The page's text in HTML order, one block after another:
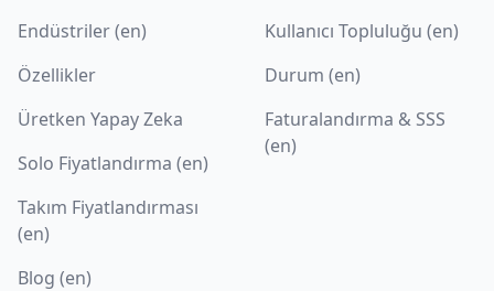
Endüstriler (en)
Özellikler
Üretken Yapay Zeka
Solo Fiyatlandırma (en)
Takım Fiyatlandırması
(en)
Blog (en)
Kullanıcı Topluluğu (en)
Durum (en)
Faturalandırma & SSS
(en)